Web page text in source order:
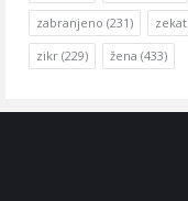
zabranjeno (231) zekat
zikr (229) žena (433)